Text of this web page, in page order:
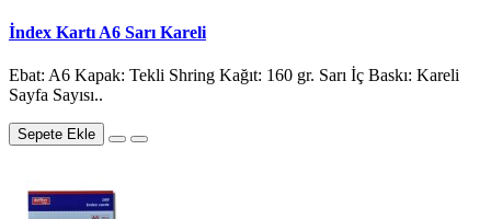
İndex Kartı A6 Sarı Kareli
Ebat: A6 Kapak: Tekli Shring Kağıt: 160 gr. Sarı İç Baskı: Kareli
Sayfa Sayısı..
Sepete Ekle